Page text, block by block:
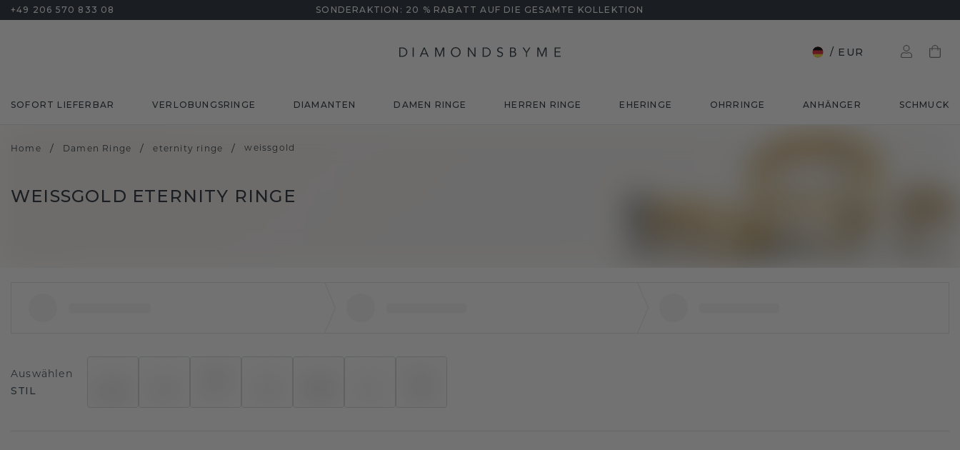
+49 206 570 833 08 SONDERAKTION: 20 % RABATT AUF DIE GESAMTE KOLLEKTION
/ EUR
SOFORT LIEFERBAR VERLOBUNGSRINGE DIAMANTEN DAMEN RINGE HERREN RINGE EHERINGE OHRRINGE ANHÄNGER SCHMUCK
Home / Damen Ringe / eternity ringe / weissgold
WEISSGOLD ETERNITY RINGE
Auswählen
STIL